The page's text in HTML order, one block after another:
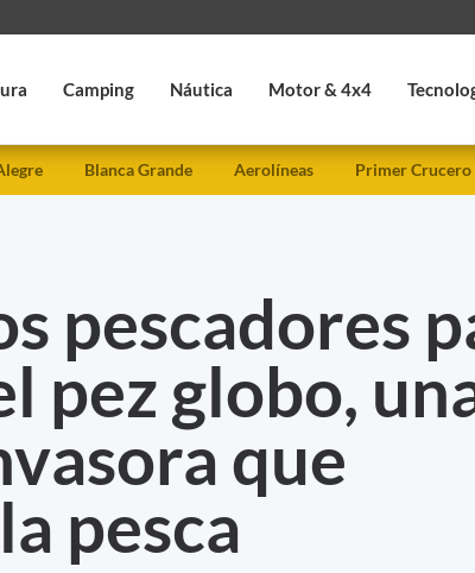
Camping Náutica Motor & 4x4
Blanca Grande Aerolíneas Primer Crucero
pescadores
pez globo,
que
pesca